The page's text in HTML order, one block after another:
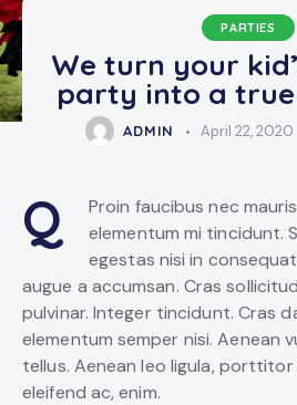
PARTIES
We turn your
party into a
ADMIN April 22, 2020
Q
Proin faucibus nec
elementum mi tincidunt.
egestas nisi in
augue a accumsan. Cras
pulvinar. Integer tincidunt. Cras
elementum semper nisi. Aenean
tellus. Aenean leo ligula,
eleifend ac, enim.